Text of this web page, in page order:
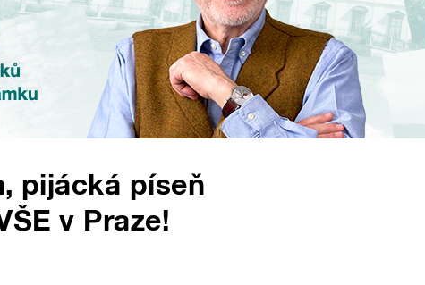
pijácká píseň
v Praze!